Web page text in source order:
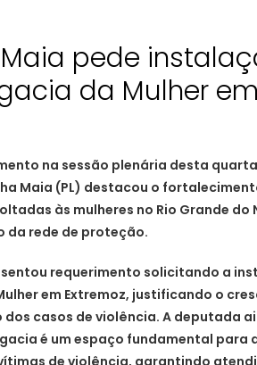
pede
da Mulher em
na sessão plenária desta
Maia (PL) destacou o
às mulheres no Rio Grande do
da rede de proteção.
requerimento solicitando a
em Extremoz, justificando o
dos casos de violência. A deputada
é um espaço fundamental para